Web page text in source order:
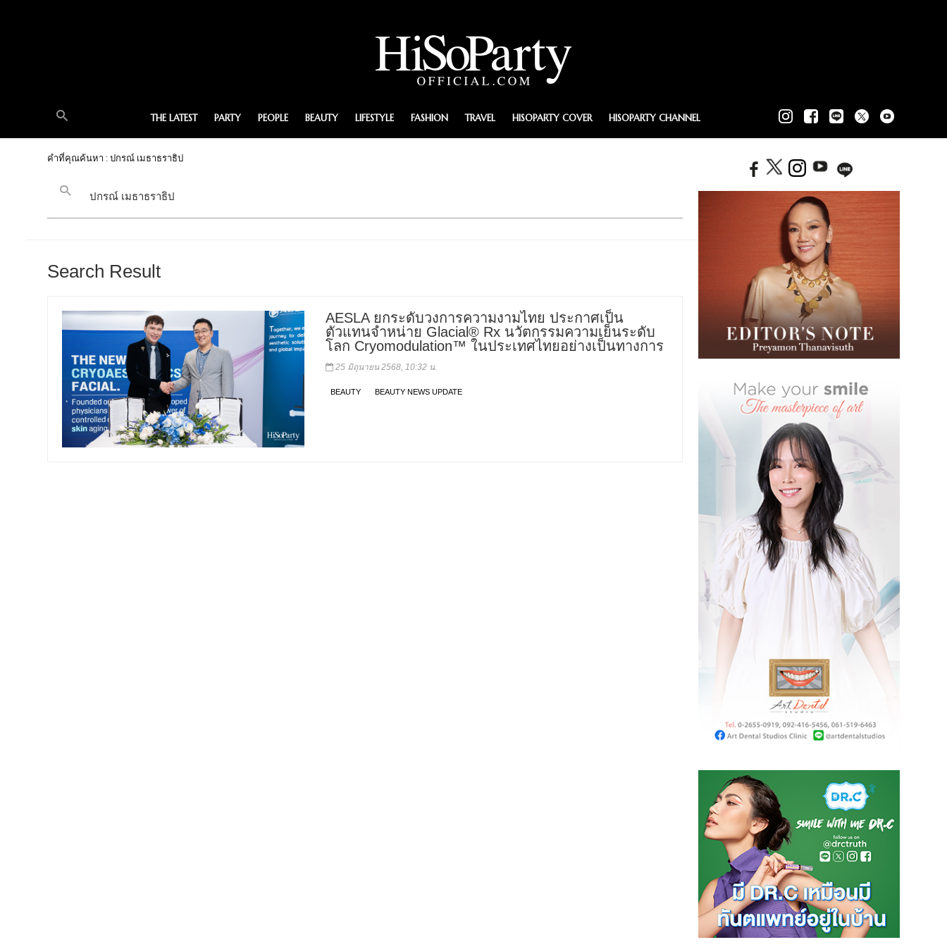
THE LATEST PARTY PEOPLE BEAUTY LIFESTYLE FASHION TRAVEL HISOPARTY COVER HISOPARTY CHANNEL
คำที่คุณค้นหา : ปกรณ์ เมธาธราธิป
Search Result
AESLA ยกระดับวงการความงามไทย ประกาศเป็น
ตัวแทนจำหน่าย Glacial® Rx นวัตกรรมความเย็นระดับ
โลก Cryomodulation™ ในประเทศไทยอย่างเป็นทางการ
25 มิถุนายน 2568, 10:32 น.
BEAUTY BEAUTY NEWS UPDATE